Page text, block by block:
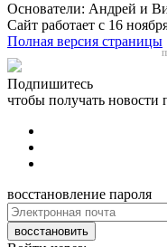
Основатели: Андрей и
Сайт работает с 16
Полная версия страницы
Подпишитесь
чтобы получать новости
восстановление пароля
восстановить